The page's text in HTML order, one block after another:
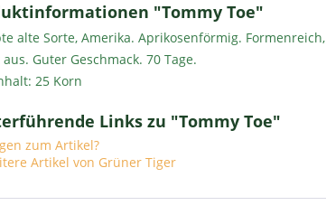
"Tommy Toe"
alte Sorte, Amerika. Aprikosenförmig.
Guter Geschmack. 70 Tage.
25 Korn
Links zu "Tommy Toe"
zum Artikel?
Artikel von Grüner Tiger